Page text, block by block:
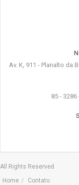
Av. K, 911 - Planalto da
85 -
All Rights Reserved
Home
Contato